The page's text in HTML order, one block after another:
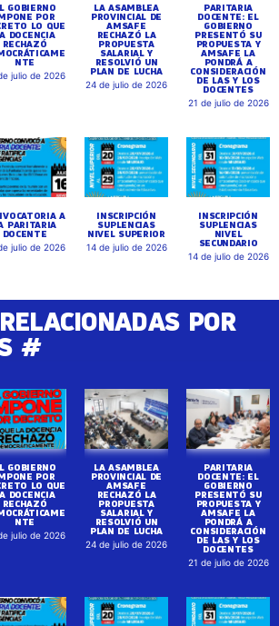
GOBIERNO
POR
LO QUE
DOCENCIA
RECHAZÓ
NTE
julio de 2026
LA ASAMBLEA
PROVINCIAL DE
AMSAFE
RECHAZÓ LA
PROPUESTA
SALARIAL Y
RESOLVIÓ UN
PLAN DE LUCHA
24 de julio de 2026
PARITARIA
DOCENTE: EL
GOBIERNO
PRESENTÓ SU
PROPUESTA Y
AMSAFE LA
PONDRÁ A
CONSIDERACIÓN
DE LAS Y LOS
DOCENTES
21 de julio de 2026
A
PARITARIA
DOCENTE
julio de 2026
INSCRIPCIÓN
SUPLENCIAS
NIVEL SUPERIOR
14 de julio de 2026
INSCRIPCIÓN
SUPLENCIAS
NIVEL
SECUNDARIO
14 de julio de 2026
POR
#
GOBIERNO
POR
LO QUE
DOCENCIA
RECHAZÓ
NTE
julio de 2026
LA ASAMBLEA
PROVINCIAL DE
AMSAFE
RECHAZÓ LA
PROPUESTA
SALARIAL Y
RESOLVIÓ UN
PLAN DE LUCHA
24 de julio de 2026
PARITARIA
DOCENTE: EL
GOBIERNO
PRESENTÓ SU
PROPUESTA Y
AMSAFE LA
PONDRÁ A
CONSIDERACIÓN
DE LAS Y LOS
DOCENTES
21 de julio de 2026